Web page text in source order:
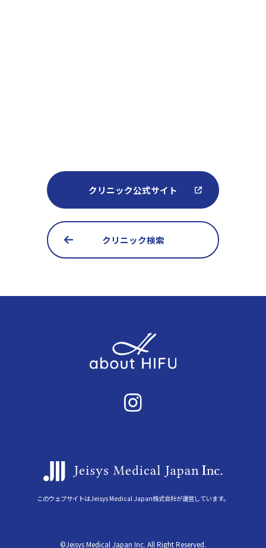
クリニック公式サイト
クリニック検索
このウェブサイトはJeisys Medical Japan株式会社が運営しています。
©Jeisys Medical Japan Inc. All Right Reserved.